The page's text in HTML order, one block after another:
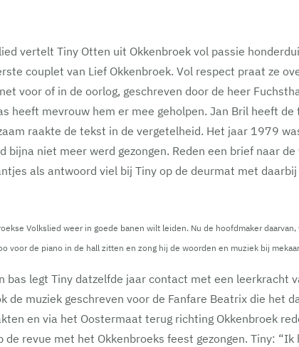
vertelt Tiny Otten uit Okkenbroek vol passie
couplet van Lief Okkenbroek. Vol respect praat ze
voor of in de oorlog, geschreven door de heer
heeft mevrouw hem er mee geholpen. Jan Bril heeft
raakte de tekst in de vergetelheid. Het jaar 1979
niet meer werd gezongen. Reden een brief naar
als antwoord viel bij Tiny op de deurmat met
Volkslied weer in goede banen wilt leiden. Nu de hoofdmaker
voor de piano in de hall zitten en zong hij de woorden en muziek bij
legt Tiny datzelfde jaar contact met een leerkracht
de muziek geschreven voor de Fanfare Beatrix die het
en via het Oostermaat terug richting Okkenbroek
revue met het Okkenbroeks feest gezongen. Tiny: